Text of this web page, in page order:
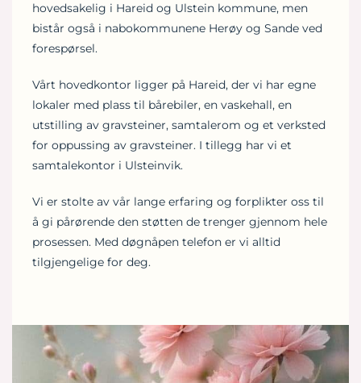
hovedsakelig i Hareid og Ulstein kommune, men
bistår også i nabokommunene Herøy og Sande ved
forespørsel.
Vårt hovedkontor ligger på Hareid, der vi har egne
lokaler med plass til bårebiler, en vaskehall, en
utstilling av gravsteiner, samtalerom og et verksted
for oppussing av gravsteiner. I tillegg har vi et
samtalekontor i Ulsteinvik.
Vi er stolte av vår lange erfaring og forplikter oss til
å gi pårørende den støtten de trenger gjennom hele
prosessen. Med døgnåpen telefon er vi alltid
tilgjengelige for deg.